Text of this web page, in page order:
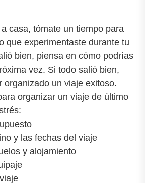
casa, tómate un tiempo para
que experimentaste durante tu
bien, piensa en cómo podrías
vez. Si todo salió bien,
organizado un viaje exitoso.
organizar un viaje de último
y las fechas del viaje
y alojamiento